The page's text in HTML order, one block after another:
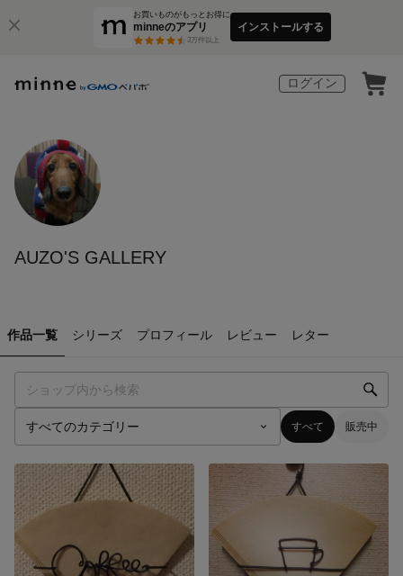
お買いものがもっとお得に
minneのアプリ
3万件以上
インストールする
ログイン
AUZO'S GALLERY
作品一覧 シリーズ プロフィール レビュー レター
すべて 販売中